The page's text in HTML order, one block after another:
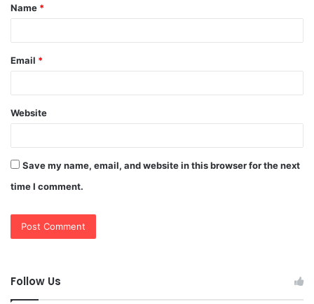
*
Name *
Email *
Website
Save my name, email, and website in this browser for the next
time I comment.
Follow Us